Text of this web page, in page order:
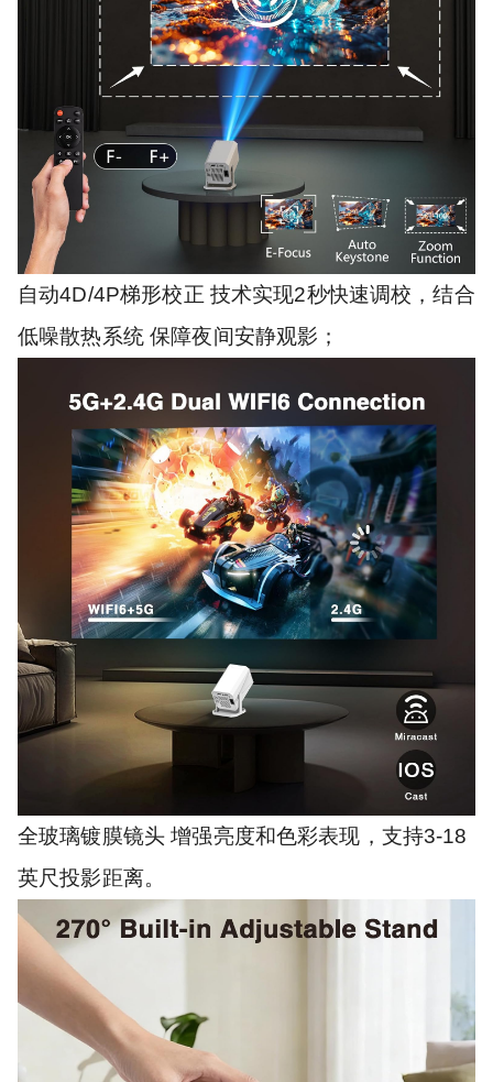
自动4D/4P梯形校正 技术实现2秒快速调校，结合
低噪散热系统 保障夜间安静观影；
全玻璃镀膜镜头 增强亮度和色彩表现，支持3-18
英尺投影距离。